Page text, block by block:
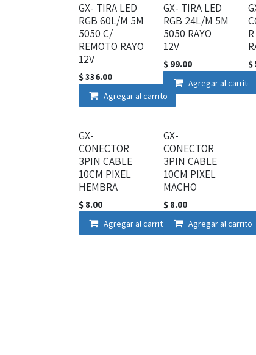
GX- TIRA LED
RGB 60L/M 5M
5050 C/
REMOTO RAYO
12V
$336.00
Agregar al carrito
GX- TIRA LED
RGB 24L/M 5M
5050 RAYO
12V
$ 99.00
Agregar al carrito
$
GX-
CONECTOR
3PIN CABLE
10CM PIXEL
HEMBRA
$ 8.00
Agregar al carrito
GX-
CONECTOR
3PIN CABLE
10CM PIXEL
MACHO
$ 8.00
Agregar al carrito